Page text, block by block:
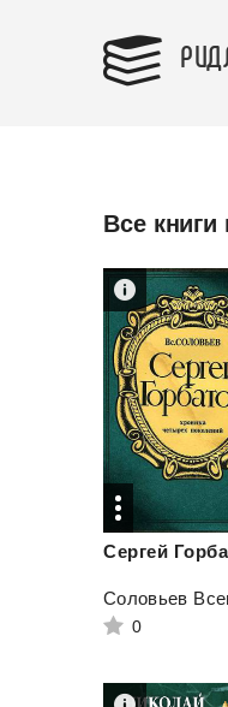
Все книги
Сергей
0